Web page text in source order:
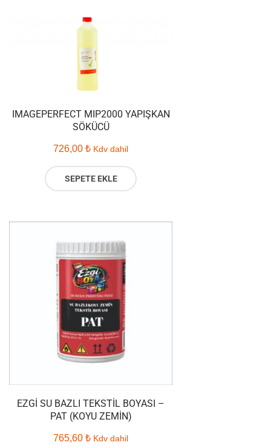
IMAGEPERFECT MIP2000 YAPIŞKAN
SÖKÜCÜ
726,00 ₺ Kdv dahil
SEPETE EKLE
EZGI SU BAZLI TEKSTIL BOYASI –
PAT (KOYU ZEMIN)
765,60 ₺ Kdv dahil